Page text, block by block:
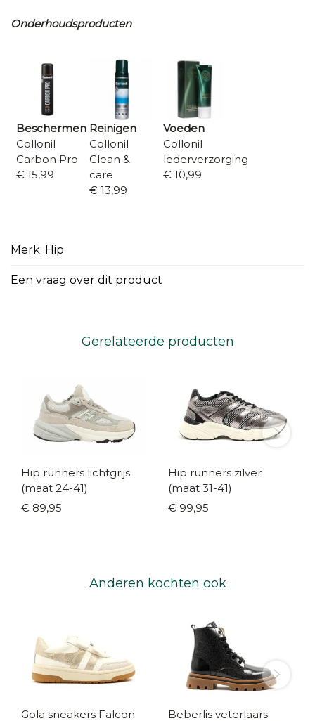
Onderhoudsproducten
Beschermen
Collonil
Carbon Pro
€ 15,99
Reinigen
Collonil
Clean &
care
€ 13,99
Voeden
Collonil
lederverzorging
€ 10,99
Merk: Hip
Een vraag over dit product
Gerelateerde producten
Hip runners lichtgrijs
(maat 24-41)
€ 89,95
Hip runners zilver
(maat 31-41)
€ 99,95
Anderen kochten ook
Gola sneakers Falcon
Beberlis veterlaars